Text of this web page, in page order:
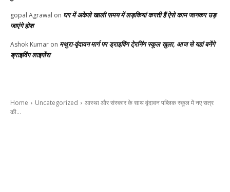
gopal Agrawal on घर में अकेले खाली समय में लड़कियां करती हैं ऐसे काम जानकर उड़
जाएंगे होश
Ashok Kumar on मथुरा-वृंदावन मार्ग पर ड्राइविंग टे्रनिंग स्कूल खुला, आज से यहां बनेंगे
ड्राइविंग लाइसेंस